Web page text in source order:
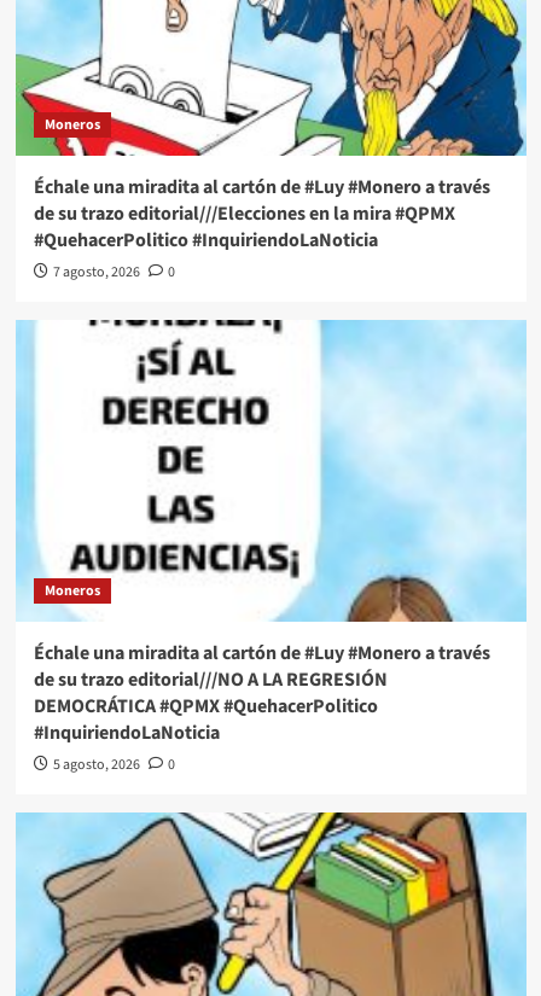
Moneros
Échale una miradita al cartón de #Luy #Monero a través
de su trazo editorial///Elecciones en la mira #QPMX
#QuehacerPolitico #InquiriendoLaNoticia
7 agosto, 2026 0
Moneros
Échale una miradita al cartón de #Luy #Monero a través
de su trazo editorial///NO A LA REGRESIÓN
DEMOCRÁTICA #QPMX #QuehacerPolitico
#InquiriendoLaNoticia
5 agosto, 2026 0